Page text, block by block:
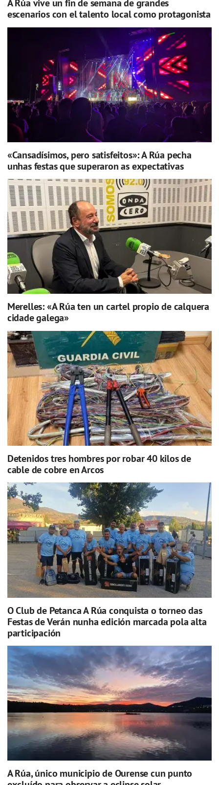
A Rúa vive un fin de semana de grandes
escenarios con el talento local como protagonista
«Cansadísimos, pero satisfeitos»: A Rúa pecha
unhas festas que superaron as expectativas
Merelles: «A Rúa ten un cartel propio de calquera
cidade galega»
Detenidos tres hombres por robar 40 kilos de
cable de cobre en Arcos
O Club de Petanca A Rúa conquista o torneo das
Festas de Verán nunha edición marcada pola alta
participación
A Rúa, único municipio de Ourense cun punto